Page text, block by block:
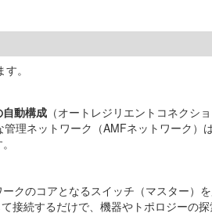
。
動構成 （オートレジリエントコネクシ
理ネットワーク（AMFネットワーク
クのコアとなるスイッチ（マスター）
接続するだけで、機器やトポロジーの